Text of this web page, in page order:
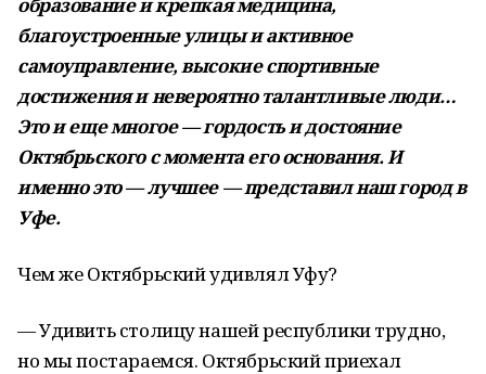
благоустроенные улицы и активное
самоуправление, высокие спортивные
достижения и невероятно талантливые люди…
Это и еще многое — гордость и достояние
Октябрьского с момента его основания. И
именно это — лучшее — представил наш город в
Уфе.
Чем же Октябрьский удивлял Уфу?
— Удивить столицу нашей республики трудно,
но мы постараемся. Октябрьский приехал